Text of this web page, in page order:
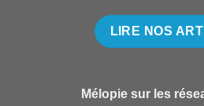
LIRE NOS
Mélopie sur les